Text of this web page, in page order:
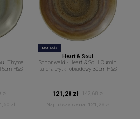
Thyme
H&S
zł
promocja
Heart & Soul
Schonwald - Heart & Soul Cumin
talerz płytki obiadowy 30cm H&S
121,28 zł
142,68 zł
Najniższa cena:
121,28 zł